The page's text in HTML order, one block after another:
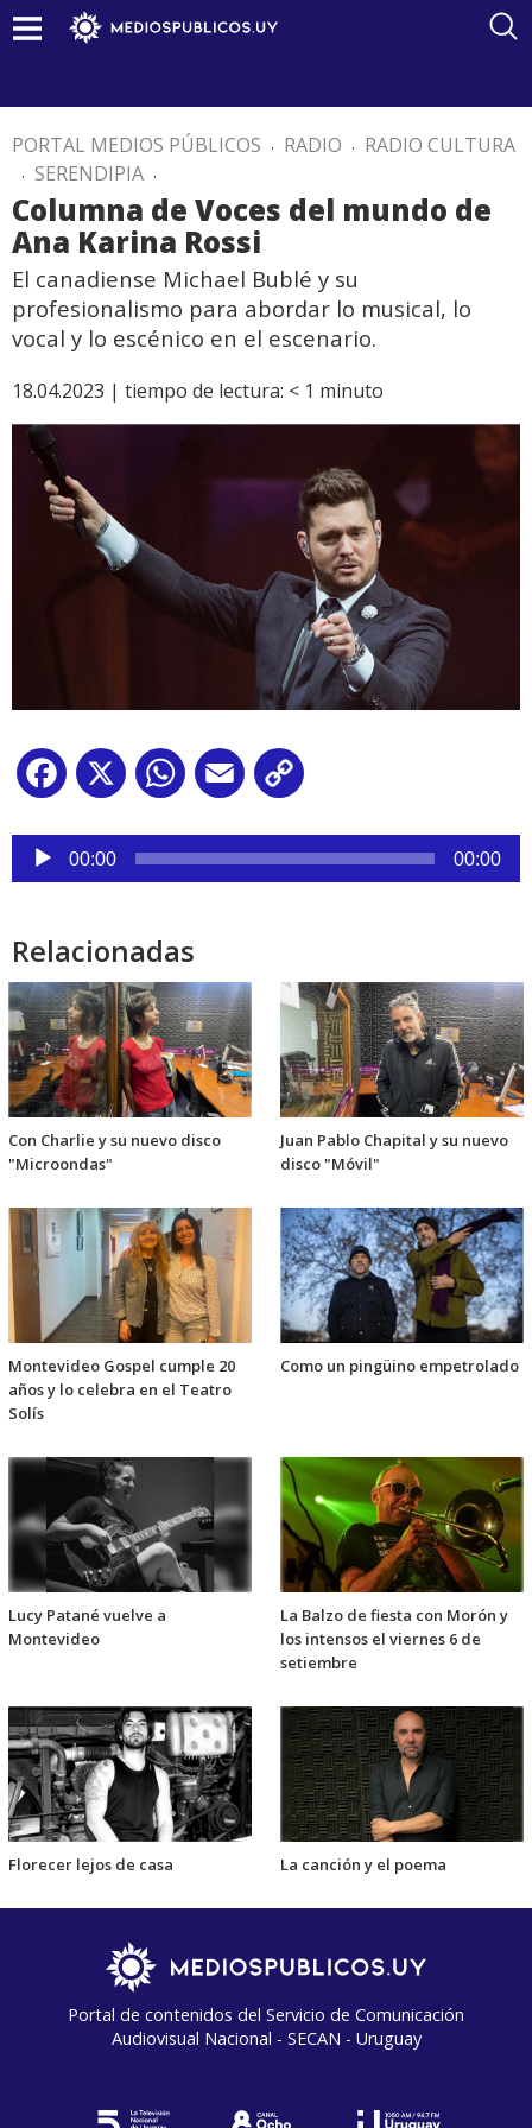
PORTAL MEDIOS PÚBLICOS . RADIO . RADIO CULTURA
. SERENDIPIA .
Columna de Voces del mundo de
Ana Karina Rossi
El canadiense Michael Bublé y su
profesionalismo para abordar lo musical, lo
vocal y lo escénico en el escenario.
18.04.2023 | tiempo de lectura: < 1 minuto
Facebook
X WhatsApp
Email
Reproductor
audio
00:00 00:00
Relacionadas
Con Charlie y su nuevo disco
"Microondas"
Juan Pablo Chapital y su nuevo
disco "Móvil"
Montevideo Gospel cumple 20
años y lo celebra en el Teatro
Solís
Como un pingüino empetrolado
Lucy Patané vuelve a
Montevideo
La Balzo de fiesta con Morón y
los intensos el viernes 6 de
setiembre
Florecer lejos de casa La canción y el poema
Portal de contenidos del Servicio de Comunicación
Audiovisual Nacional - SECAN - Uruguay